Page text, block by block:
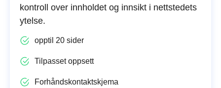
kontroll over innholdet og innsikt i nettstedets
ytelse.
opptil 20 sider
Tilpasset oppsett
Forhåndskontaktskjema